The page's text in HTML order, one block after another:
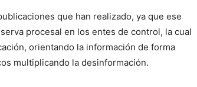
que han realizado, ya que ese
procesal en los entes de control, la cual
orientando la información de forma
multiplicando la desinformación.